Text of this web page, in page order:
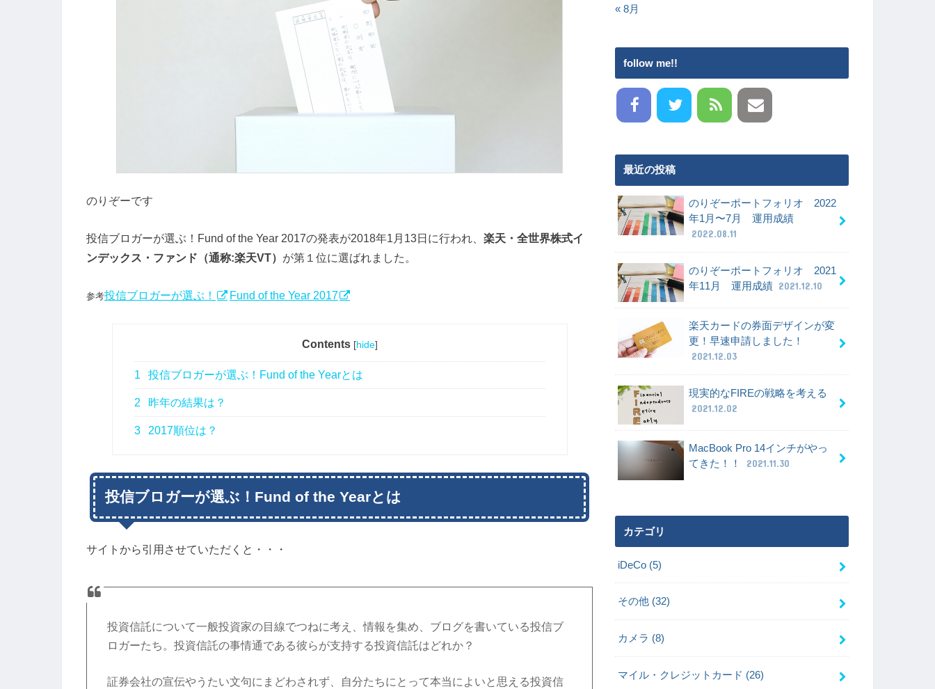
のりぞーです
投信ブロガーが選ぶ！Fund of the Year 2017の発表が2018年1月13日に行われ、 楽天・全世界株式イ
ンデックス・ファンド（通称:楽天VT） が第１位に選ばれました。
参考投信ブロガーが選ぶ！ Fund of the Year 2017
Contents [hide]
1 投信ブロガーが選ぶ！Fund of the Yearとは
2 昨年の結果は？
3 2017順位は？
投信ブロガーが選ぶ！Fund of the Yearとは
サイトから引用させていただくと・・・
投資信託について一般投資家の目線でつねに考え、情報を集め、ブログを書いている投信ブ
ロガーたち。投資信託の事情通である彼らが支持する投資信託はどれか？
証券会社の宣伝やうたい文句にまどわされず、自分たちにとって本当によいと思える投資信
« 8月
follow me!!
最近の投稿
のりぞーポートフォリオ 2022
年1月〜7月 運用成績
2022.08.11
のりぞーポートフォリオ 2021
年11月 運用成績 2021.12.10
楽天カードの券面デザインが変
更！早速申請しました！
2021.12.03
現実的なFIREの戦略を考える
2021.12.02
MacBook Pro 14インチがやっ
てきた！！
2021.11.30
カテゴリ
iDeCo (5)
その他 (32)
カメラ (8)
マイル・クレジットカード (26)